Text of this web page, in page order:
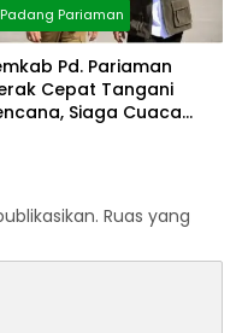
Padang Pariaman
Pd. Pariaman
Cepat Tangani
Siaga Cuaca
Ruas yang